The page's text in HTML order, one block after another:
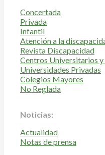
Concertada
Privada
Infantil
Atención a la
Revista Discapacidad
Centros Universitarios
Universidades Privadas
Colegios Mayores
No Reglada
Noticias:
Actualidad
Notas de prensa